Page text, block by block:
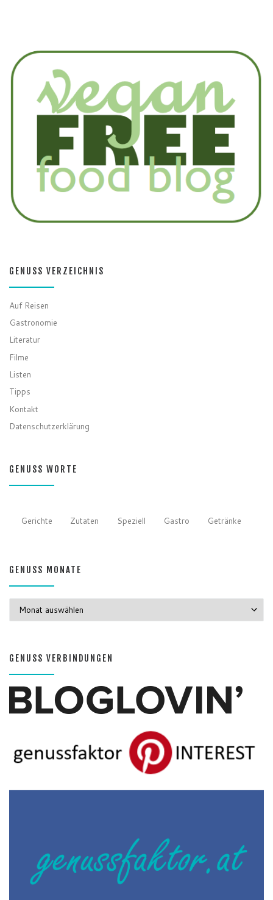
GENUSS VERZEICHNIS
Auf Reisen
Gastronomie
Literatur
Filme
Listen
Tipps
Kontakt
Datenschutzerklärung
GENUSS WORTE
Gerichte Zutaten Speziell Gastro Getränke
GENUSS MONATE
GENUSS VERBINDUNGEN